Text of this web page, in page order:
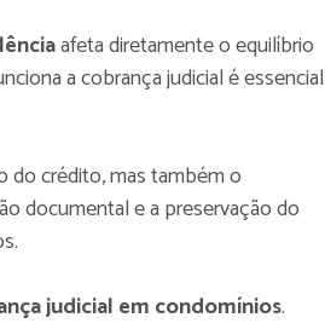
afeta diretamente o equilíbrio
a cobrança judicial é essencial
do crédito, mas também o
documental e a preservação do
judicial em condomínios.